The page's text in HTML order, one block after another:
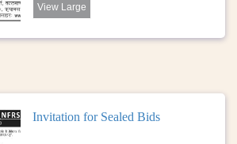
View Large
Invitation for Sealed Bids